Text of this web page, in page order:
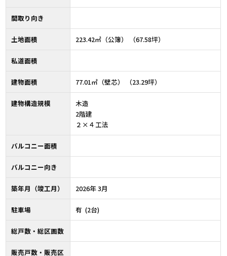
間取り向き
土地面積 223.42㎡（公簿） （67.58坪）
私道面積
建物面積 77.01㎡（壁芯） （23.29坪）
建物構造規模
木造
2階建
２×４工法
バルコニー面積
バルコニー向き
築年月（竣工月） 2026年 3月
駐車場 有 (2台)
総戸数・総区画数
販売戸数・販売区